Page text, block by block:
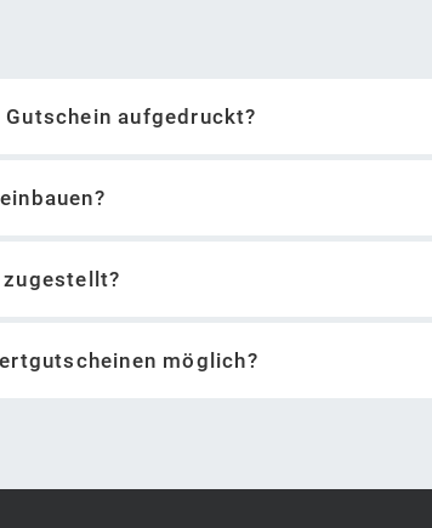
aufgedruckt?
bei Youtube hochladen (Google-Konto
zugestellt?
möglich?